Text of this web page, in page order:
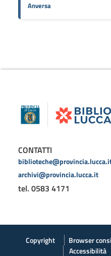
Anversa
CONTATTI
archivi@provincia.lucca.it
tel. 0583 4171
Copyright Browser
Accessibilità